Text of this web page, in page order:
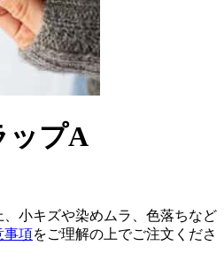
ップA
小キズや染めムラ、色落ちなど
事項をご理解の上でご注文くださ